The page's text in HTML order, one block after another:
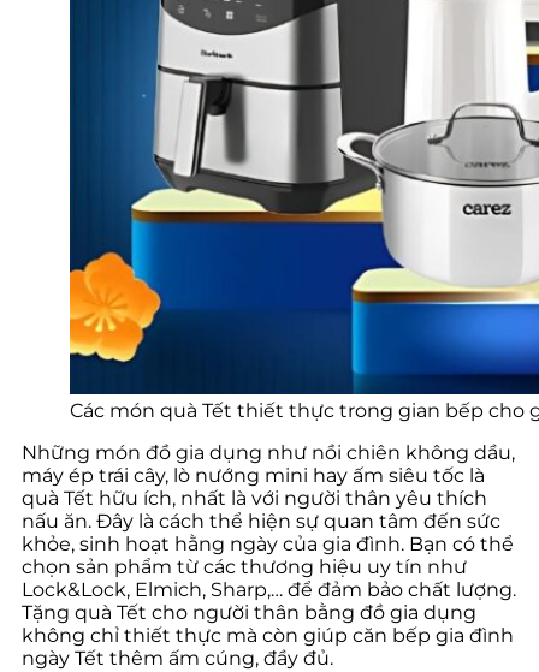
Các món quà Tết thiết thực trong gian bếp cho
Những món đồ gia dụng như nồi chiên không dầu,
máy ép trái cây, lò nướng mini hay ấm siêu tốc là
quà Tết hữu ích, nhất là với người thân yêu thích
nấu ăn. Đây là cách thể hiện sự quan tâm đến sức
khỏe, sinh hoạt hằng ngày của gia đình. Bạn có thể
chọn sản phẩm từ các thương hiệu uy tín như
Lock&Lock, Elmich, Sharp,… để đảm bảo chất lượng.
Tặng quà Tết cho người thân bằng đồ gia dụng
không chỉ thiết thực mà còn giúp căn bếp gia đình
ngày Tết thêm ấm cúng, đầy đủ.